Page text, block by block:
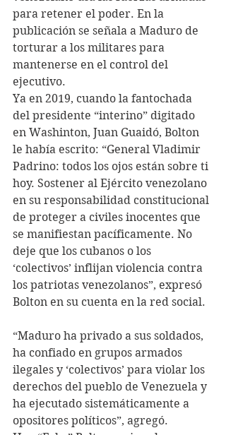
para retener el poder. En la
publicación se señala a Maduro de
torturar a los militares para
mantenerse en el control del
ejecutivo.
Ya en 2019, cuando la fantochada
del presidente “interino” digitado
en Washinton, Juan Guaidó, Bolton
le había escrito: “General Vladimir
Padrino: todos los ojos están sobre ti
hoy. Sostener al Ejército venezolano
en su responsabilidad constitucional
de proteger a civiles inocentes que
se manifiestan pacíficamente. No
deje que los cubanos o los
‘colectivos’ inflijan violencia contra
los patriotas venezolanos”, expresó
Bolton en su cuenta en la red social.
“Maduro ha privado a sus soldados,
ha confiado en grupos armados
ilegales y ‘colectivos’ para violar los
derechos del pueblo de Venezuela y
ha ejecutado sistemáticamente a
opositores políticos”, agregó.